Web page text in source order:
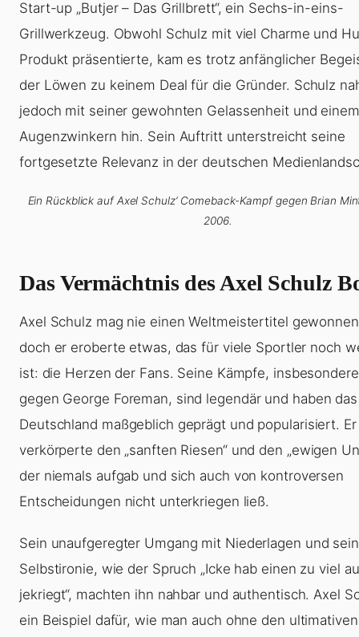
Start-up „Butjer – Das Grillbrett“, ein Sechs-in-eins-
Grillwerkzeug. Obwohl Schulz mit viel Charme und
Produkt präsentierte, kam es trotz anfänglicher
der Löwen zu keinem Deal für die Gründer. Schulz
jedoch mit seiner gewohnten Gelassenheit und einem
Augenzwinkern hin. Sein Auftritt unterstreicht seine
fortgesetzte Relevanz in der deutschen
Ein Rückblick auf Axel Schulz‘ Comeback-Kampf gegen Brian
2006.
Das Vermächtnis des Axel Schulz
Axel Schulz mag nie einen Weltmeistertitel
doch er eroberte etwas, das für viele Sportler noch
ist: die Herzen der Fans. Seine Kämpfe,
gegen George Foreman, sind legendär und haben
Deutschland maßgeblich geprägt und popularisiert. Er
verkörperte den „sanften Riesen“ und den „ewigen
der niemals aufgab und sich auch von kontroversen
Entscheidungen nicht unterkriegen ließ.
Sein unaufgeregter Umgang mit Niederlagen und sein
Selbstironie, wie der Spruch „Icke hab einen zu viel
jekriegt“, machten ihn nahbar und authentisch. Axel
ein Beispiel dafür, wie man auch ohne den